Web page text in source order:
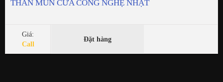
THAN MÙN CƯA CÔNG NGHỆ NHẬT
Giá:
Call
Đặt hàng